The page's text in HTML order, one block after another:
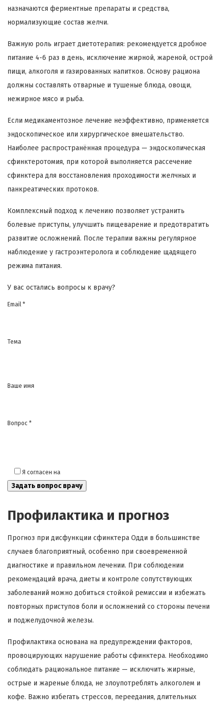
назначаются ферментные препараты и средства,
нормализующие состав желчи.
Важную роль играет диетотерапия: рекомендуется дробное
питание 4-6 раз в день, исключение жирной, жареной, острой
пищи, алкоголя и газированных напитков. Основу рациона
должны составлять отварные и тушеные блюда, овощи,
нежирное мясо и рыба.
Если медикаментозное лечение неэффективно, применяется
эндоскопическое или хирургическое вмешательство.
Наиболее распространённая процедура — эндоскопическая
сфинктеротомия, при которой выполняется рассечение
сфинктера для восстановления проходимости желчных и
панкреатических протоков.
Комплексный подход к лечению позволяет устранить
болевые приступы, улучшить пищеварение и предотвратить
развитие осложнений. После терапии важны регулярное
наблюдение у гастроэнтеролога и соблюдение щадящего
режима питания.
У вас остались вопросы к врачу?
Email *
Тема
Ваше имя
Вопрос *
Я согласен на
Профилактика и прогноз
Прогноз при дисфункции сфинктера Одди в большинстве
случаев благоприятный, особенно при своевременной
диагностике и правильном лечении. При соблюдении
рекомендаций врача, диеты и контроле сопутствующих
заболеваний можно добиться стойкой ремиссии и избежать
повторных приступов боли и осложнений со стороны печени
и поджелудочной железы.
Профилактика основана на предупреждении факторов,
провоцирующих нарушение работы сфинктера. Необходимо
соблюдать рациональное питание — исключить жирные,
острые и жареные блюда, не злоупотреблять алкоголем и
кофе. Важно избегать стрессов, переедания, длительных